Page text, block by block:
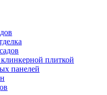
плиткой
панелей